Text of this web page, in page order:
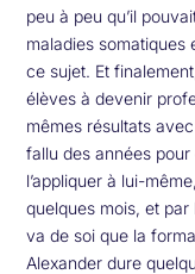
peu à peu qu’il
maladies somatiques
ce sujet. Et
élèves à devenir
mêmes résultats
fallu des années
l’appliquer à lui-
quelques mois, et
va de soi que la
Alexander dure